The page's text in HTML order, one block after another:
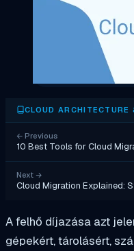
CLOUD ARCHITECTURE
← Previous
10 Best Tools for Cloud
Next →
Cloud Migration Explained:
A felhő díjazása azt
gépekért, tárolásért,